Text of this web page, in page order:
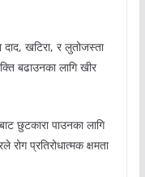
दाद, खटिरा, र लुतोजस्ता
बढाउनका लागि खीर
छुटकारा पाउनका लागि
प्रतिरोधात्मक क्षमता